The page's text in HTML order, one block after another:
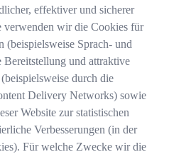
effektiver und sicherer
verwenden wir die Cookies für
(beispielsweise Sprach- und
Bereitstellung und attraktive
durch die
Delivery Networks) sowie
Website zur statistischen
Verbesserungen (in der
Für welche Zwecke wir die